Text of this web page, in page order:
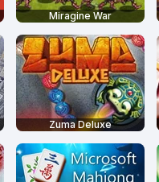
Miragine War
Zuma Deluxe